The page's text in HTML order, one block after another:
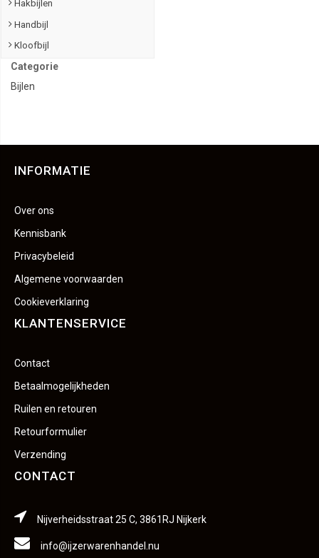
Hakbijlen
Handbijl
Kloofbijl
Categorie
Bijlen
INFORMATIE
Over ons
Kennisbank
Privacybeleid
Algemene voorwaarden
Cookieverklaring
KLANTENSERVICE
Contact
Betaalmogelijkheden
Ruilen en retouren
Retourformulier
Verzending
CONTACT
Nijverheidsstraat 25 C, 3861RJ Nijkerk
info@ijzerwarenhandel.nu